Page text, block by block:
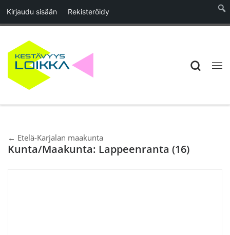
Kirjaudu sisään Rekisteröidy
Skip to content
Search
← Etelä-Karjalan maakunta
Kunta/Maakunta:Lappeenranta(16)